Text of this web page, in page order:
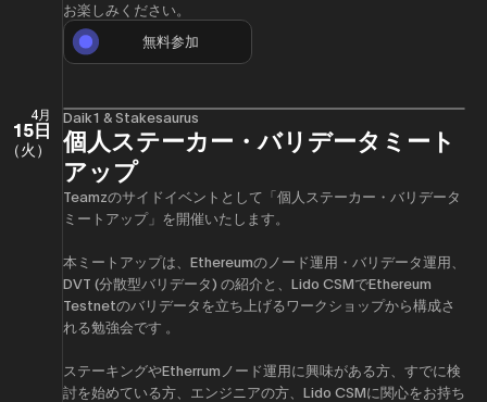
お楽しみください。
無料参加
4月
15日
（火）
Daik1 & Stakesaurus
個人ステーカー・バリデータミート
アップ
Teamzのサイドイベントとして「個人ステーカー・バリデータ
ミートアップ」を開催いたします。
​本ミートアップは、Ethereumのノード運用・バリデータ運用、
DVT (分散型バリデータ) の紹介と、Lido CSMでEthereum
Testnetのバリデータを立ち上げるワークショップから構成さ
れる勉強会です 。
​ステーキングやEtherrumノード運用に興味がある方、すでに検
討を始めている方、エンジニアの方、Lido CSMに関心をお持ち